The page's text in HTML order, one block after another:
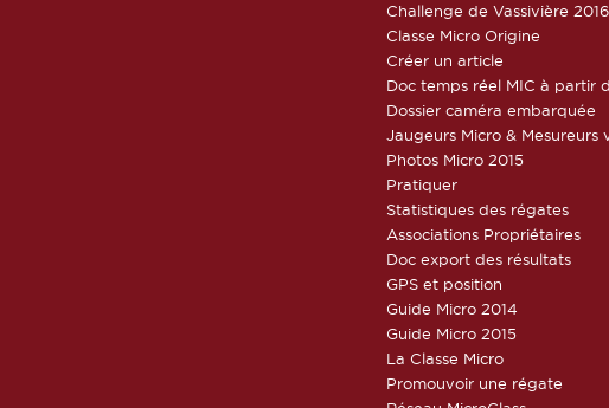
Challenge de Vassivière 2016
Classe Micro Origine
Créer un article
Doc temps réel MIC à partir
Dossier caméra embarquée
Jaugeurs Micro & Mesureurs
Photos Micro 2015
Pratiquer
Statistiques des régates
Associations Propriétaires
Doc export des résultats
GPS et position
Guide Micro 2014
Guide Micro 2015
La Classe Micro
Promouvoir une régate